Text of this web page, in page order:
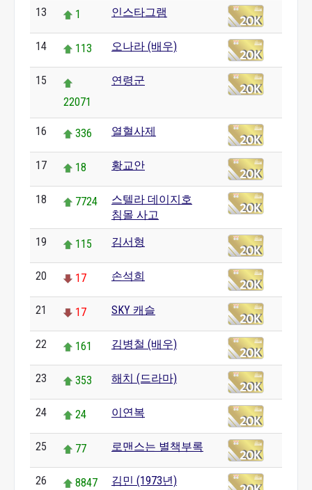
13 1 인스타그램
14 113 오나라 (배우)
15
22071
연령군
16 336 열혈사제
17 18 황교안
18 7724
스텔라 데이지호
침몰 사고
19 115 김서형
20 17 손석희
21 17 SKY 캐슬
22 161 김병철 (배우)
23 353 해치 (드라마)
24 24 이연복
25 77 로맨스는 별책부록
26 8847 김민 (1973년)